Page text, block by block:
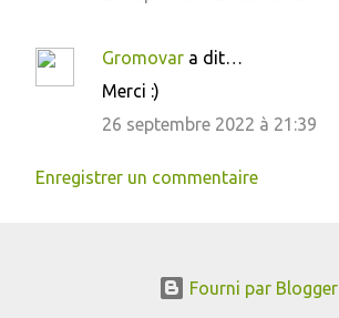
Gromovar a dit…
Merci :)
26 septembre 2022 à 21:39
Enregistrer un commentaire
Fourni par Blogger